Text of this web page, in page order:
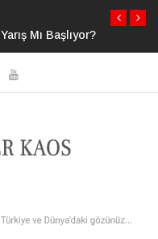
Daha Fazlasını